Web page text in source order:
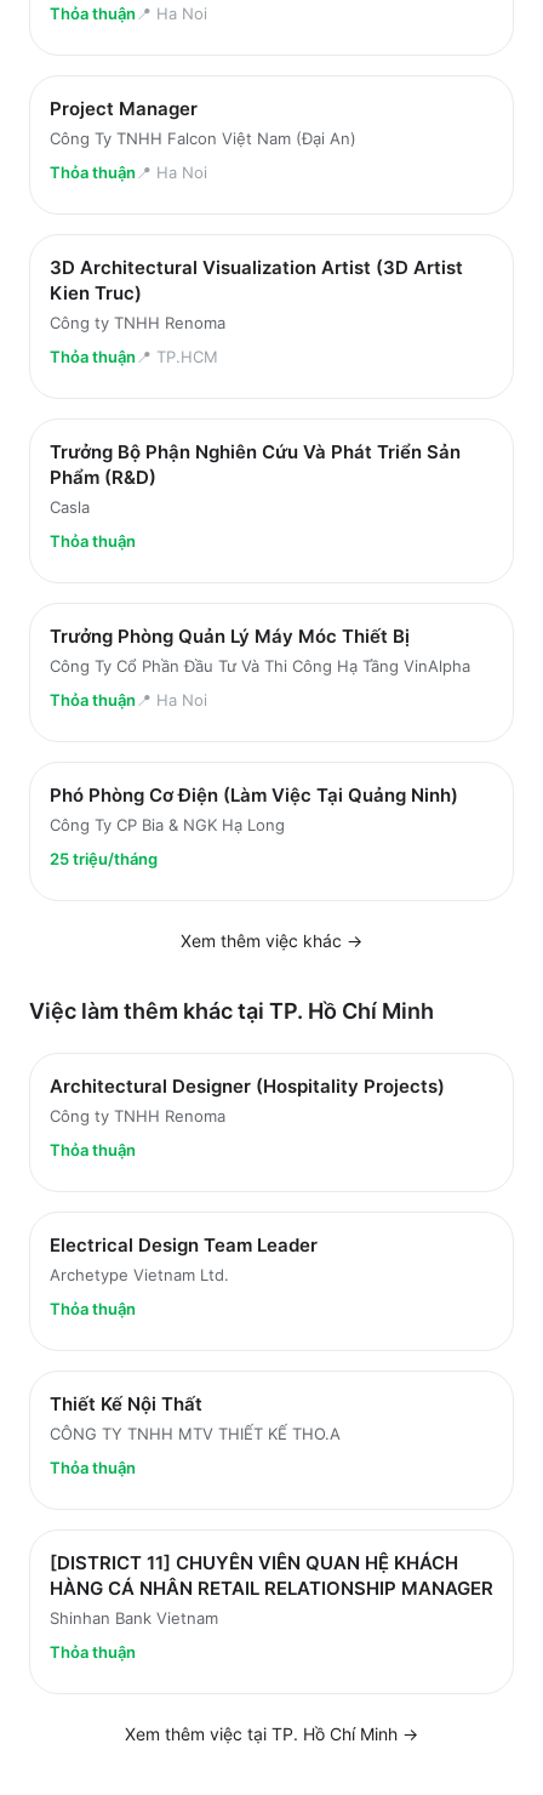
Thỏa thuận 📍 Ha Noi
Project Manager
Công Ty TNHH Falcon Việt Nam (Đại An)
Thỏa thuận 📍 Ha Noi
3D Architectural Visualization Artist (3D Artist
Kien Truc)
Công ty TNHH Renoma
Thỏa thuận 📍 TP.HCM
Trưởng Bộ Phận Nghiên Cứu Và Phát Triển Sản
Phẩm (R&D)
Casla
Thỏa thuận
Trưởng Phòng Quản Lý Máy Móc Thiết Bị
Công Ty Cổ Phần Đầu Tư Và Thi Công Hạ Tầng VinAlpha
Thỏa thuận 📍 Ha Noi
Phó Phòng Cơ Điện (Làm Việc Tại Quảng Ninh)
Công Ty CP Bia & NGK Hạ Long
25 triệu/tháng
Xem thêm việc khác →
Việc làm thêm khác tại TP. Hồ Chí Minh
Architectural Designer (Hospitality Projects)
Công ty TNHH Renoma
Thỏa thuận
Electrical Design Team Leader
Archetype Vietnam Ltd.
Thỏa thuận
Thiết Kế Nội Thất
CÔNG TY TNHH MTV THIẾT KẾ THO.A
Thỏa thuận
[DISTRICT 11] CHUYÊN VIÊN QUAN HỆ KHÁCH
HÀNG CÁ NHÂN RETAIL RELATIONSHIP MANAGER
Shinhan Bank Vietnam
Thỏa thuận
Xem thêm việc tại TP. Hồ Chí Minh →